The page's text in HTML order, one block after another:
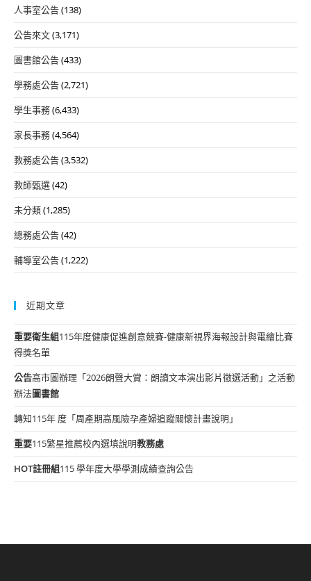
人事室公告(138)
公告來文(3,171)
圖書館公告(433)
學務處公告(2,721)
學生事務(6,433)
家長事務(4,564)
教務處公告(3,532)
教師甄選(42)
未分類(1,285)
總務處公告(42)
輔導室公告(1,222)
近期文章
重要衛生組115年度健康促進創意競賽-健康新視界海報設計與電繪比賽
得獎名單
公告高市圖辦理「2026朗聲大賞：朗讀文本演出影片徵選活動」之活動
辦法圖書館
轉知115年 度「周產期高風險孕產婦追蹤關懷計畫說明」
重要115繁星推薦校內選填說明教務處
HOT註冊組115 學年度大學學測成績查詢公告